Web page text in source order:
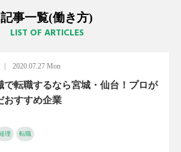
記事一覧(働き方)
LIST OF ARTICLES
2020.07.27 Mon
で転職するなら宮城・仙台！プロが
おすすめ企業
理 転職